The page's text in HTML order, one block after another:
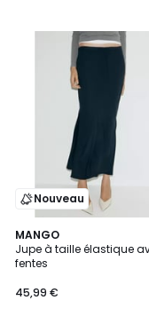
Nouveau
MANGO
Jupe à taille élastique
fentes
45,99 €
2
Couleurs